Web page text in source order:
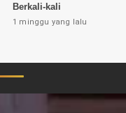
Berkali-kali
1 minggu yang lalu